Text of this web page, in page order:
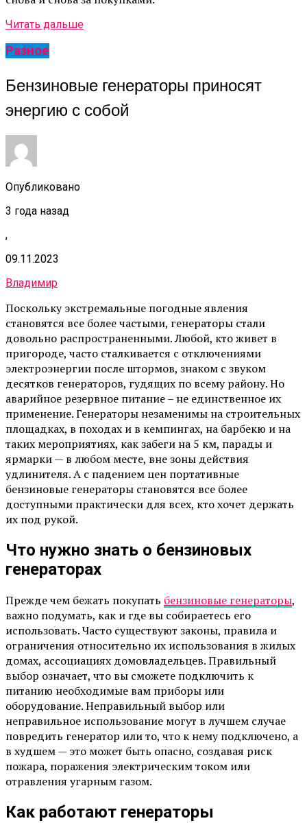
Читать дальше
Разное
Бензиновые генераторы приносят
энергию с собой
Опубликовано
3 года назад
,
09.11.2023
Владимир
Поскольку экстремальные погодные явления
становятся все более частыми, генераторы стали
довольно распространенными. Любой, кто живет в
пригороде, часто сталкивается с отключениями
электроэнергии после штормов, знаком с звуком
десятков генераторов, гудящих по всему району. Но
аварийное резервное питание – не единственное их
применение. Генераторы незаменимы на строительных
площадках, в походах и в кемпингах, на барбекю и на
таких мероприятиях, как забеги на 5 км, парады и
ярмарки — в любом месте, вне зоны действия
удлинителя. А с падением цен портативные
бензиновые генераторы становятся все более
доступными практически для всех, кто хочет держать
их под рукой.
Что нужно знать о бензиновых
генераторах
Прежде чем бежать покупать бензиновые генераторы,
важно подумать, как и где вы собираетесь его
использовать. Часто существуют законы, правила и
ограничения относительно их использования в жилых
домах, ассоциациях домовладельцев. Правильный
выбор означает, что вы сможете подключить к
питанию необходимые вам приборы или
оборудование. Неправильный выбор или
неправильное использование могут в лучшем случае
повредить генератор или то, что к нему подключено, а
в худшем — это может быть опасно, создавая риск
пожара, поражения электрическим током или
отравления угарным газом.
Как работают генераторы